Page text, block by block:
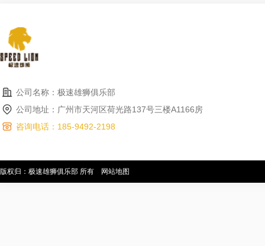
公司名称：极速雄狮俱乐部
公司地址：广州市天河区荷光路137号三楼A1166房
咨询电话：185-9492-2198
版权归：极速雄狮俱乐部 所有 网站地图